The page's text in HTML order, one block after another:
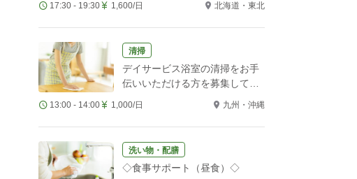
17:30 - 19:30 1,600/日 北海道・東北
清掃
デイサービス浴室の清掃をお手
伝いいただける方を募集してい
13:00 - 14:00 1,000/日 九州・沖縄
洗い物・配膳
◇食事サポート（昼食）◇